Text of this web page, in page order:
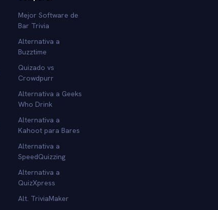
Mejor Software de
Bar Trivia
Alternativa a
Buzztime
Quizado vs
Crowdpurr
Alternativa a Geeks
Who Drink
Alternativa a
Kahoot para Bares
Alternativa a
SpeedQuizzing
Alternativa a
QuizXpress
Alt. TriviaMaker